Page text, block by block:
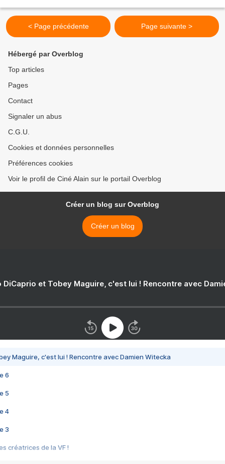
< Page précédente Page suivante >
Hébergé par Overblog
Top articles
Pages
Contact
Signaler un abus
C.G.U.
Cookies et données personnelles
Préférences cookies
Voir le profil de Ciné Alain sur le portail Overblog
Créer un blog sur Overblog
Créer un blog
DiCaprio et Tobey Maguire, c'est lui ! Rencontre avec
Maguire, c'est lui ! Rencontre avec Damien Witecka
6
5
4
3
créatrices de la VF !